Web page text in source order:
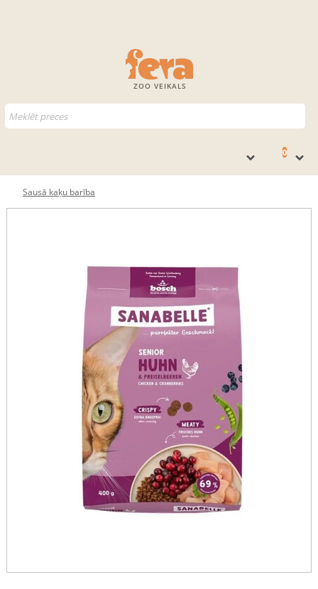
ZOO VEIKALS
0
Sausā kaķu barība